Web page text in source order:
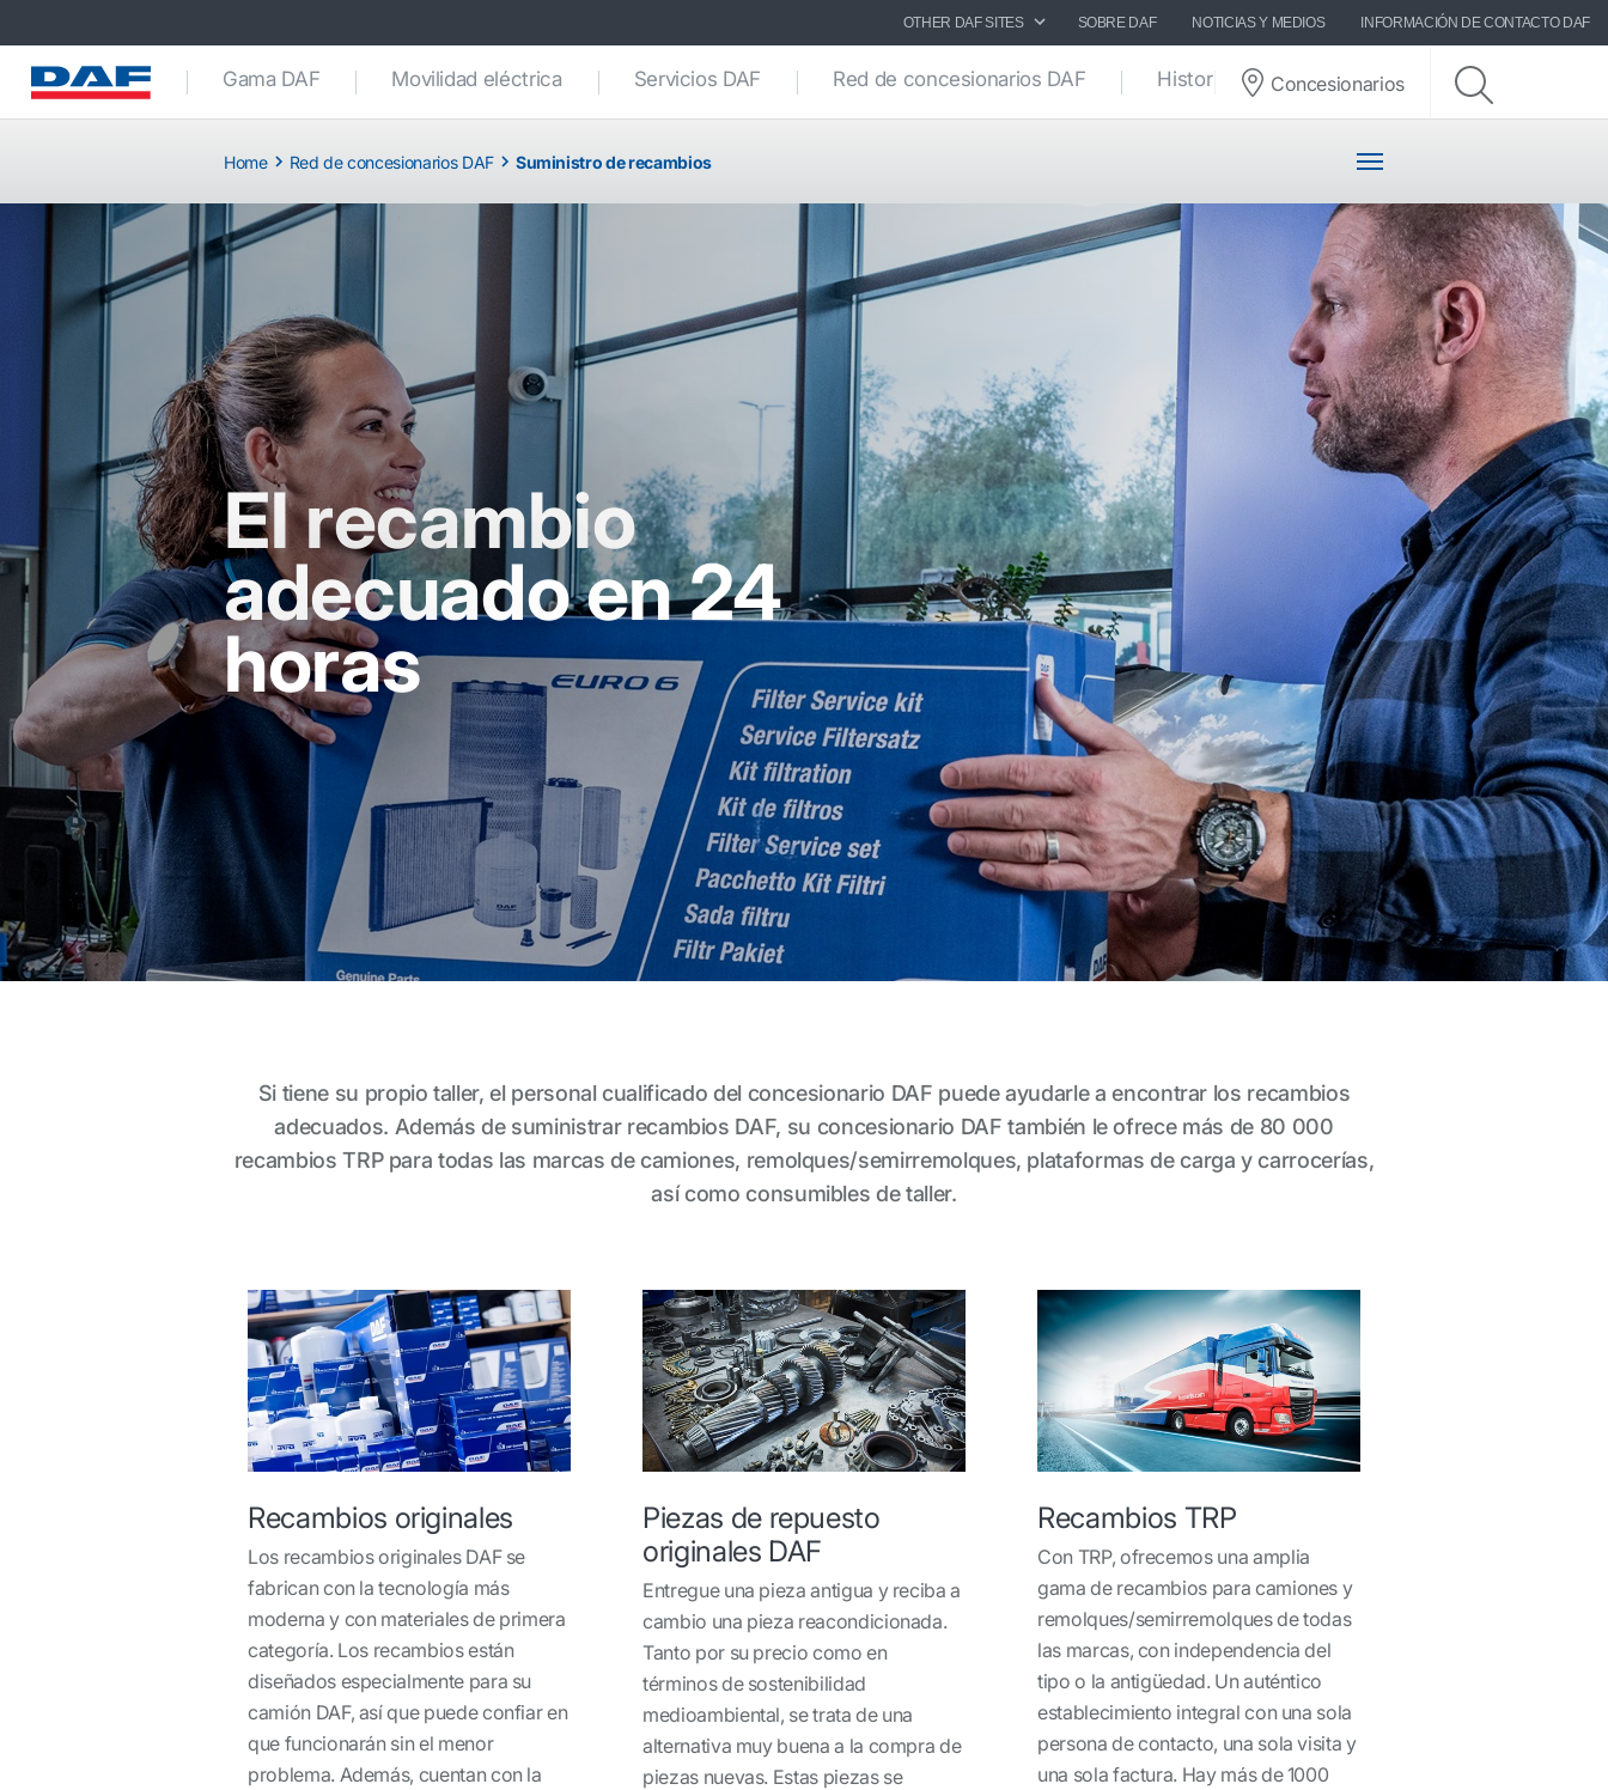
OTHER DAF SITES SOBRE DAF NOTICIAS Y MEDIOS INFORMACIÓN DE CONTACTO DAF
Gama DAF Movilidad eléctrica Servicios DAF Red de concesionarios DAF Historias DAFConcesionarios
Home Red de concesionarios DAF Suministro de recambios
El recambio
adecuado en 24
horas
Si tiene su propio taller, el personal cualificado del concesionario DAF puede ayudarle a encontrar los recambios
adecuados. Además de suministrar recambios DAF, su concesionario DAF también le ofrece más de 80 000
recambios TRP para todas las marcas de camiones, remolques/semirremolques, plataformas de carga y carrocerías,
así como consumibles de taller.
Recambios originales
Los recambios originales DAF se
fabrican con la tecnología más
moderna y con materiales de primera
categoría. Los recambios están
diseñados especialmente para su
camión DAF, así que puede confiar en
que funcionarán sin el menor
problema. Además, cuentan con la
Piezas de repuesto
originales DAF
Entregue una pieza antigua y reciba a
cambio una pieza reacondicionada.
Tanto por su precio como en
términos de sostenibilidad
medioambiental, se trata de una
alternativa muy buena a la compra de
piezas nuevas. Estas piezas se
Recambios TRP
Con TRP, ofrecemos una amplia
gama de recambios para camiones y
remolques/semirremolques de todas
las marcas, con independencia del
tipo o la antigüedad. Un auténtico
establecimiento integral con una sola
persona de contacto, una sola visita y
una sola factura. Hay más de 1000